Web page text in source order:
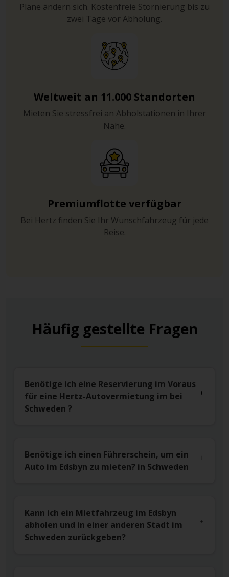
Pläne ändern sich. Kostenfreie Stornierung bis zu
zwei Tage vor Abholung.
Weltweit an 11.000 Standorten
Mieten Sie stressfrei an Abholstationen in Ihrer
Nähe.
Premiumflotte verfügbar
Bei Hertz finden Sie Ihr Wunschfahrzeug für jede
Reise.
Häufig gestellte Fragen
Benötige ich eine Reservierung im Voraus
für eine Hertz-Autovermietung im bei
Schweden ?
Benötige ich einen Führerschein, um ein
Auto im Edsbyn zu mieten? in Schweden
Kann ich ein Mietfahrzeug im Edsbyn
abholen und in einer anderen Stadt im
Schweden zurückgeben?